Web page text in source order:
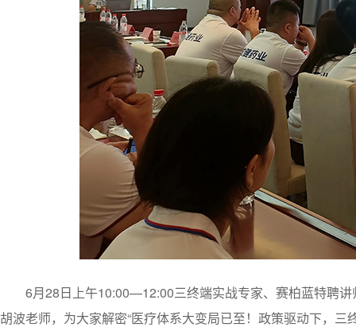
6月28日上午10:00—12:00三终端实战专家、赛柏蓝特聘
胡波老师，为大家解密“医疗体系大变局已至！政策驱动下，三